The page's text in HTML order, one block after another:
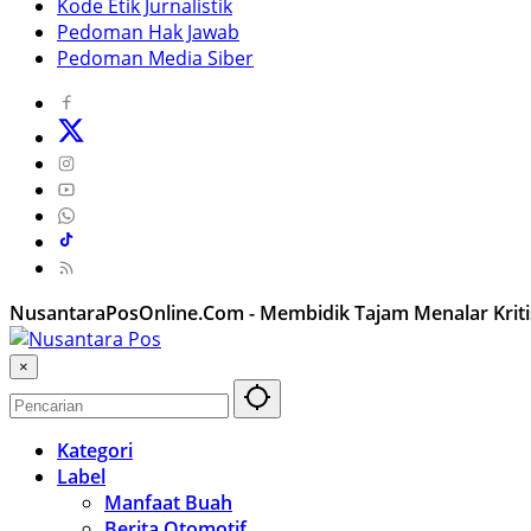
Kode Etik Jurnalistik
Pedoman Hak Jawab
Pedoman Media Siber
NusantaraPosOnline.Com - Membidik Tajam Menalar
×
Kategori
Label
Manfaat Buah